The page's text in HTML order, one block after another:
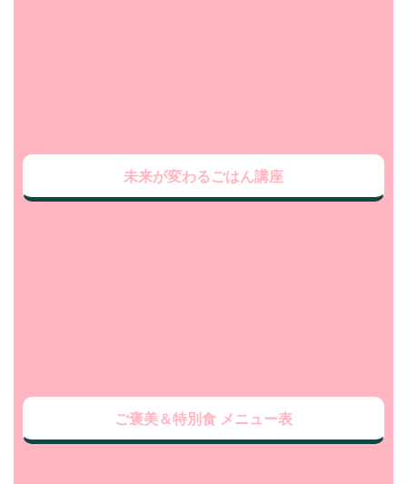
未来が変わるごはん講座
ご褒美＆特別食 メニュー表